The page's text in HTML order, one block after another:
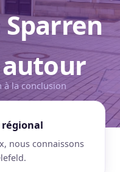
à la conclusion
régional
nous connaissons